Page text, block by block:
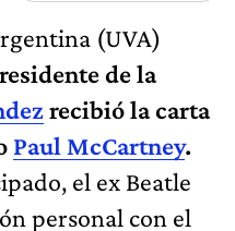
(UVA)
de la
recibió la carta
Paul McCartney.
el ex Beatle
personal con el